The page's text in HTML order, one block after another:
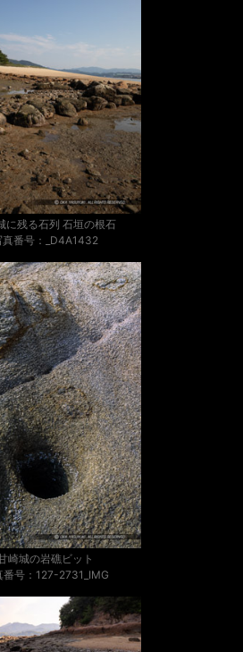
に残る石列 石垣の根石
真番号：_D4A1432
崎城の岩礁ビット
番号：127-2731_IMG